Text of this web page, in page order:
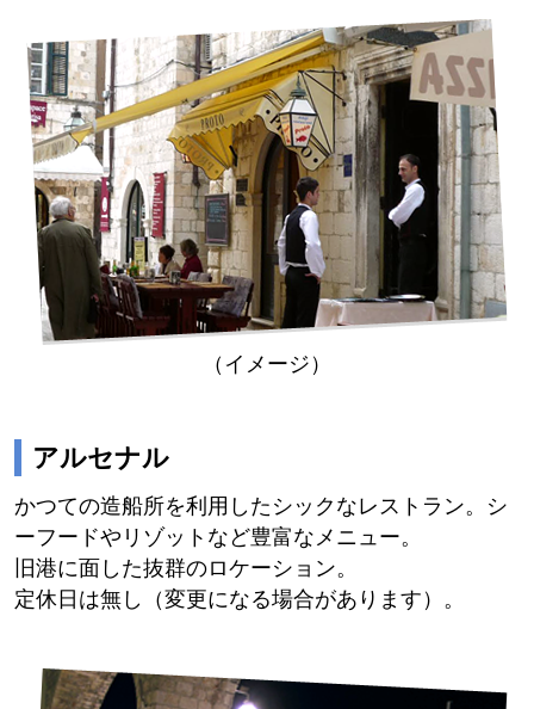
（イメージ）
アルセナル
かつての造船所を利用したシックなレストラン。シ
ーフードやリゾットなど豊富なメニュー。
旧港に面した抜群のロケーション。
定休日は無し（変更になる場合があります）。